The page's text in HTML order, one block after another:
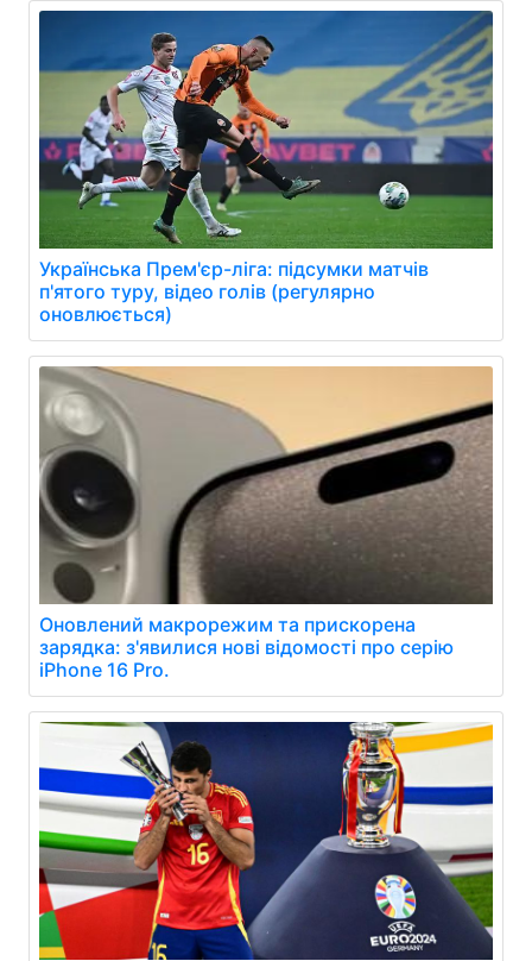
Українська Прем'єр-ліга: підсумки матчів
п'ятого туру, відео голів (регулярно
оновлюється)
Оновлений макрорежим та прискорена
зарядка: з'явилися нові відомості про серію
iPhone 16 Pro.